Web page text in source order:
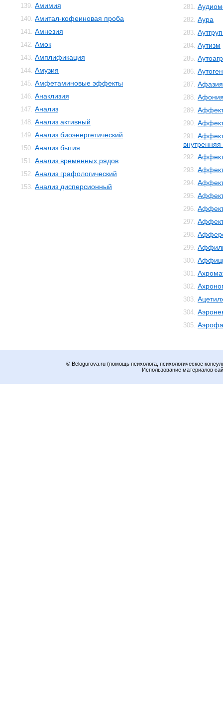
139. Амимия
140. Амитал-кофеиновая проба
141. Амнезия
142. Амок
143. Амплификация
144. Амузия
145. Амфетаминовые эффекты
146. Анаклизия
147. Анализ
148. Анализ активный
149. Анализ биоэнергетический
150. Анализ бытия
151. Анализ временных рядов
152. Анализ графологический
153. Анализ дисперсионный
281.
282. Аура
283.
284. Аутизм
285.
286.
287. Афазия
288.
289. Аффект
290.
291.
292.
293.
294.
295.
296.
297.
298.
299.
300.
301.
302.
303.
304.
305.
© Belogurova.ru (помощь психолога, психологическое
Использование материалов